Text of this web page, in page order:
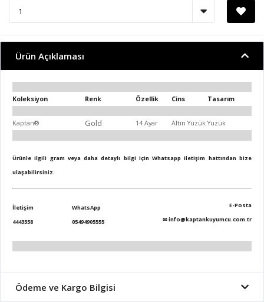
Ürün Açıklaması
Koleksiyon Renk Özellik Cins Tasarım
Kaptan® Gold 14 Ayar Altın Yüzük Yüzük
Ürünle ilgili gram veya daha detaylı bilgi için Whatsapp iletişim hattından bize
ulaşabilirsiniz.
İletişim
4443558
WhatsApp
05494905555
E-Posta
✉info@kaptankuyumcu.com.tr
Ödeme ve Kargo Bilgisi